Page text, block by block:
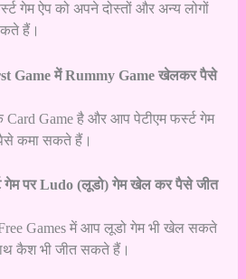
गेम ऐप को अपने दोस्तों और अन्य लोगों
हैं।
Game में Rummy Game खेलकर पैसे
Game है और आप पेटीएम फर्स्ट गेम
कमा सकते हैं।
गेम पर Ludo (लूडो) गेम खेल कर पैसे जीत
Games में आप लूडो गेम भी खेल सकते
कैश भी जीत सकते हैं।